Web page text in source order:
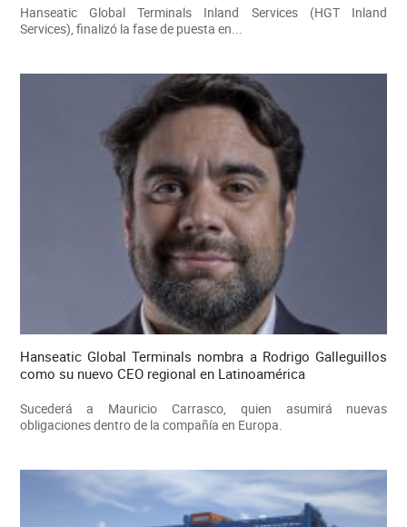
Hanseatic Global Terminals Inland Services (HGT Inland
Services), finalizó la fase de puesta en...
Hanseatic Global Terminals nombra a Rodrigo Galleguillos
como su nuevo CEO regional en Latinoamérica
Sucederá a Mauricio Carrasco, quien asumirá nuevas
obligaciones dentro de la compañía en Europa.